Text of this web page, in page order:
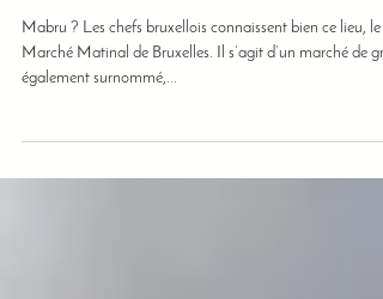
Bruneau
Mabru ? Les chefs bruxellois connaissent bien ce lieu, le